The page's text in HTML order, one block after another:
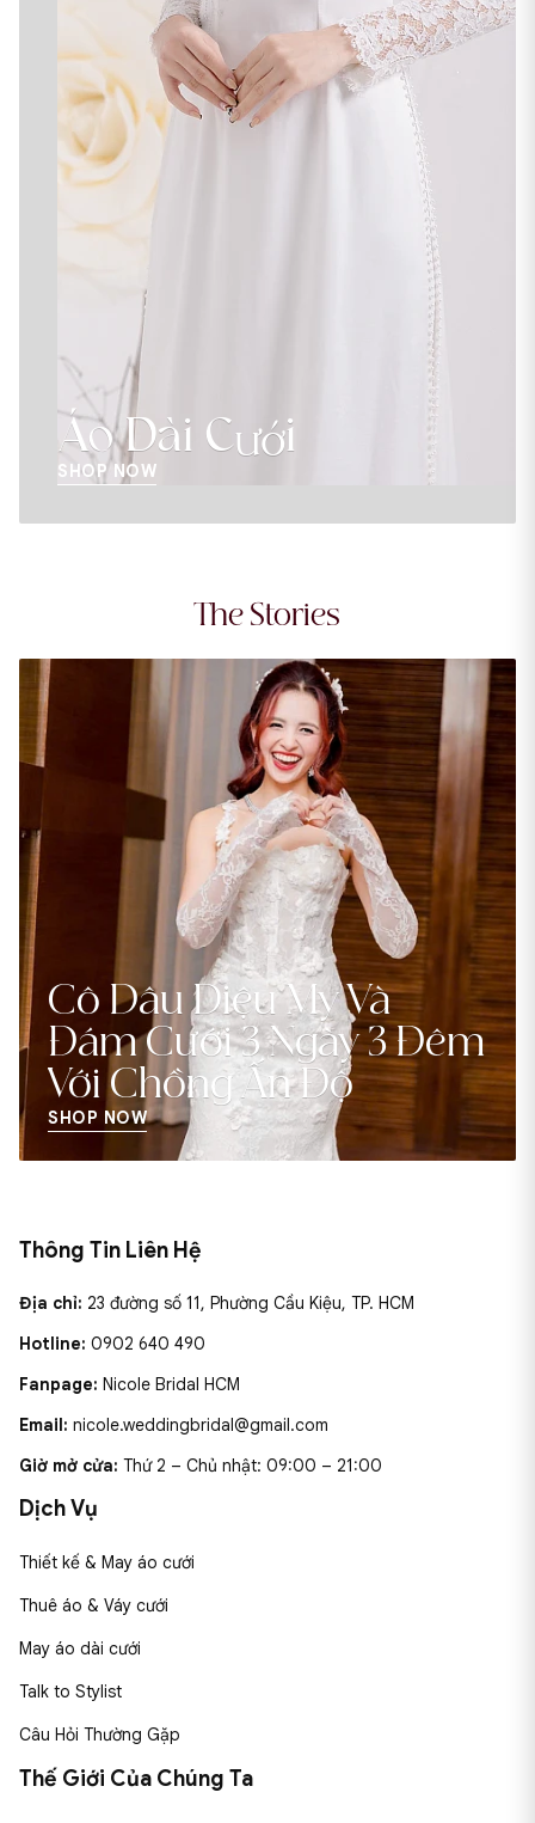
Áo Dài Cưới
SHOP NOW
The Stories
Cô Dâu Diệu My Và
Đám Cưới 3 Ngày 3 Đêm
Với Chồng Ấn Độ
SHOP NOW
Thông Tin Liên Hệ
Địa chỉ: 23 đường số 11, Phường Cầu Kiệu, TP. HCM
Hotline: 0902 640 490
Fanpage: Nicole Bridal HCM
Email: nicole.weddingbridal@gmail.com
Giờ mở cửa: Thứ 2 – Chủ nhật: 09:00 – 21:00
Dịch Vụ
Thiết kế & May áo cưới
Thuê áo & Váy cưới
May áo dài cưới
Talk to Stylist
Câu Hỏi Thường Gặp
Thế Giới Của Chúng Ta